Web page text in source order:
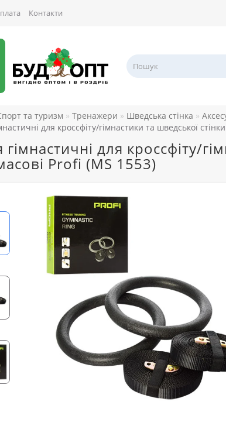
Контакти
та туризм Тренажери Шведська стінка
для кроссфіту/гімнастики та шведської
гімнастичні для кроссфіту/
Profi (MS 1553)